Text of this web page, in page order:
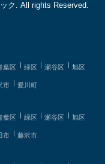
ク. All rights Reserved.
葉区 緑区 瀬谷区 旭区
市 愛川町
葉区 緑区 瀬谷区 旭区
市 藤沢市